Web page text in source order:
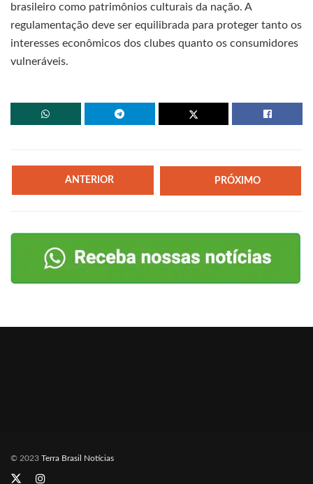
brasileiro como patrimônios culturais da nação. A
regulamentação deve ser equilibrada para proteger tanto os
interesses econômicos dos clubes quanto os consumidores
vulneráveis.
ANTERIOR PRÓXIMO
© 2023 Terra Brasil Notícias